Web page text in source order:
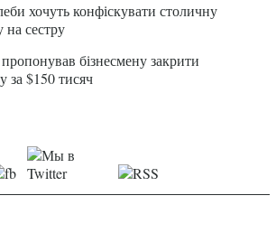
хочуть конфіскувати столичну
на сестру
бізнесмену закрити
за $150 тисяч